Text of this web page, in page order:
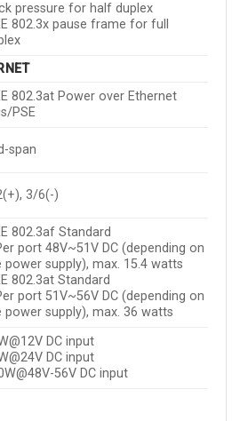
pressure for half duplex
802.3x pause frame for full
802.3at Power over Ethernet
PSE
span
3/6(-)
802.3af Standard
port 48V~51V DC (depending on
power supply), max. 15.4 watts
802.3at Standard
port 51V~56V DC (depending on
power supply), max. 36 watts
DC input
DC input
56V DC input